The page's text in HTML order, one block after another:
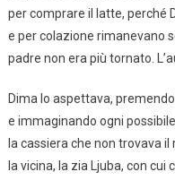
per comprare il latte, perché
e per colazione rimanevano
padre non era più tornato.
Dima lo aspettava,
e immaginando ogni
la cassiera che non trovava
la vicina, la zia Ljuba, con